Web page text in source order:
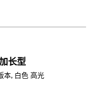
长型
本, 白色 高光